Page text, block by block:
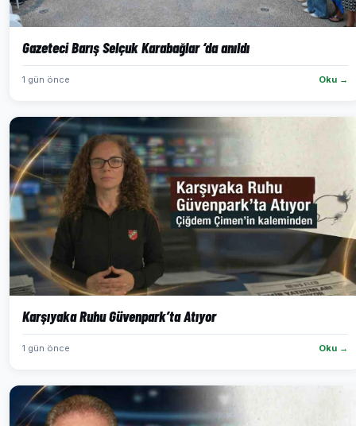
Gazeteci Barış Selçuk Karabağlar ‘da anıldı
1 gün önce Oku →
Karşıyaka Ruhu Güvenpark’ta Atıyor
1 gün önce Oku →